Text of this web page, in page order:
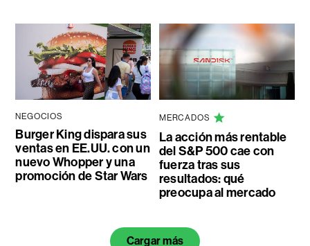
NEGOCIOS
Burger King dispara sus
ventas en EE.UU. con un
nuevo Whopper y una
promoción de Star Wars
MERCADOS
La acción más rentable
del S&P 500 cae con
fuerza tras sus
resultados: qué
preocupa al mercado
Cargar más